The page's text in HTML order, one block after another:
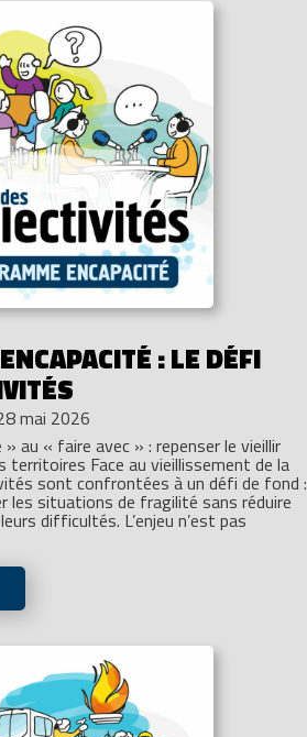
: LE DÉFI
mai 2026
au « faire avec » : repenser le vieillir
territoires Face au vieillissement de la
sont confrontées à un défi de fond :
les situations de fragilité sans réduire
difficultés. L’enjeu n’est pas